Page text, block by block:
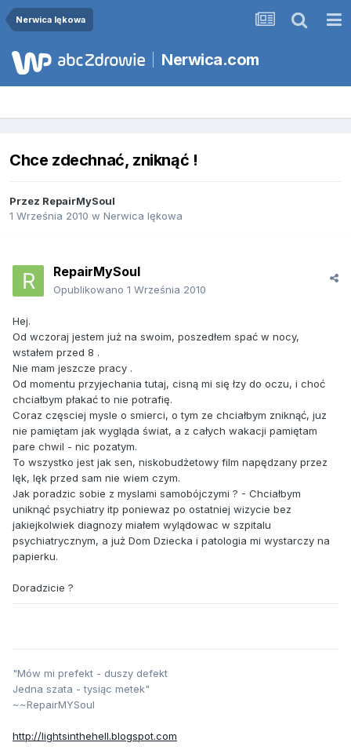
Nerwica lękowa
Nerwica.com
Chce zdechnać, zniknąć !
Przez RepairMySoul
1 Września 2010 w Nerwica lękowa
RepairMySoul
Opublikowano 1 Września 2010
Hej.
Od wczoraj jestem już na swoim, poszedłem spać w nocy,
wstałem przed 8 .
Nie mam jeszcze pracy .
Od momentu przyjechania tutaj, cisną mi się łzy do oczu, i choć
chciałbym płakać to nie potrafię.
Coraz częsciej mysle o smierci, o tym ze chciałbym zniknąć, juz
nie pamiętam jak wygląda świat, a z całych wakacji pamiętam
pare chwil - nic pozatym.
To wszystko jest jak sen, niskobudżetowy film napędzany przez
lęk, lęk przed sam nie wiem czym.
Jak poradzic sobie z myslami samobójczymi ? - Chciałbym
uniknąć psychiatry itp poniewaz po ostatniej wizycie bez
jakiejkolwiek diagnozy miałem wylądowac w szpitalu
psychiatrycznym, a już Dom Dziecka i patologia mi wystarczy na
papierku.
Doradzicie ?
"Mów mi prefekt - duszy defekt
Jedna szata - tysiąc metek"
~~RepairMYSoul
http://lightsinthehell.blogspot.com